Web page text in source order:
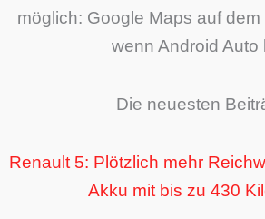
möglich: Google Maps auf dem
wenn Android Auto
Die neuesten
Renault 5: Plötzlich mehr
Akku mit bis zu 430